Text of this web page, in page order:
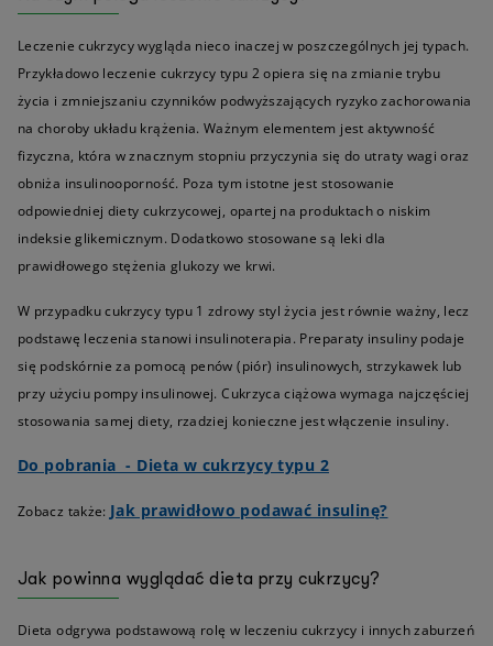
Leczenie cukrzycy wygląda nieco inaczej w poszczególnych jej typach.
Przykładowo leczenie cukrzycy typu 2 opiera się na zmianie trybu
życia i zmniejszaniu czynników podwyższających ryzyko zachorowania
na choroby układu krążenia. Ważnym elementem jest aktywność
fizyczna, która w znacznym stopniu przyczynia się do utraty wagi oraz
obniża insulinooporność. Poza tym istotne jest stosowanie
odpowiedniej diety cukrzycowej, opartej na produktach o niskim
indeksie glikemicznym. Dodatkowo stosowane są leki dla
prawidłowego stężenia glukozy we krwi.
W przypadku cukrzycy typu 1 zdrowy styl życia jest równie ważny, lecz
podstawę leczenia stanowi insulinoterapia. Preparaty insuliny podaje
się podskórnie za pomocą penów (piór) insulinowych, strzykawek lub
przy użyciu pompy insulinowej. Cukrzyca ciążowa wymaga najczęściej
stosowania samej diety, rzadziej konieczne jest włączenie insuliny.
Do pobrania - Dieta w cukrzycy typu 2
Zobacz także: Jak prawidłowo podawać insulinę?
Jak powinna wyglądać dieta przy cukrzycy?
Dieta odgrywa podstawową rolę w leczeniu cukrzycy i innych zaburzeń